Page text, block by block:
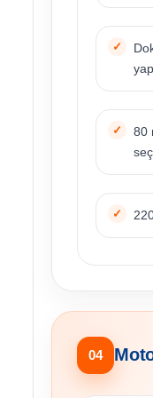
80
04